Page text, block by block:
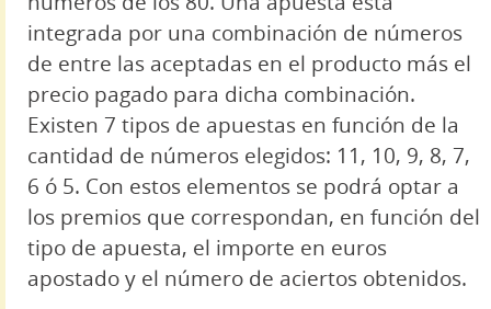
integrada por una combinación de números
de entre las aceptadas en el producto más el
precio pagado para dicha combinación.
Existen 7 tipos de apuestas en función de la
cantidad de números elegidos: 11, 10, 9, 8, 7,
6 ó 5. Con estos elementos se podrá optar a
los premios que correspondan, en función del
tipo de apuesta, el importe en euros
apostado y el número de aciertos obtenidos.